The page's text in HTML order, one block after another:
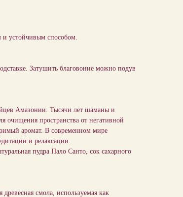
и устойчивым способом.
Затушить благовоние можно подув
Амазонии. Тысячи лет шаманы и
очищения пространства от негативной
аромат. В современном мире
и релаксации.
пудра Пало Санто, сок сахарного
смола, используемая как